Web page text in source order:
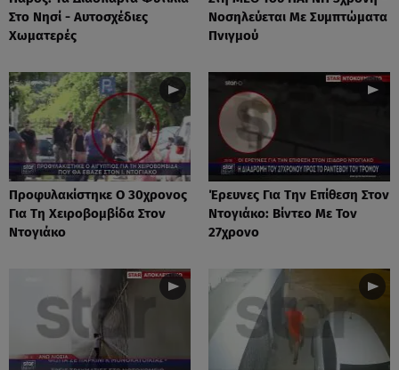
Στο Νησί - Αυτοσχέδιες
Χωματερές
Νοσηλεύεται Με Συμπτώματα
Πνιγμού
Προφυλακίστηκε Ο 30χρονος
Για Τη Χειροβομβίδα Στον
Ντογιάκο
Έρευνες Για Την Επίθεση Στον
Ντογιάκο: Βίντεο Με Τον
27χρονο